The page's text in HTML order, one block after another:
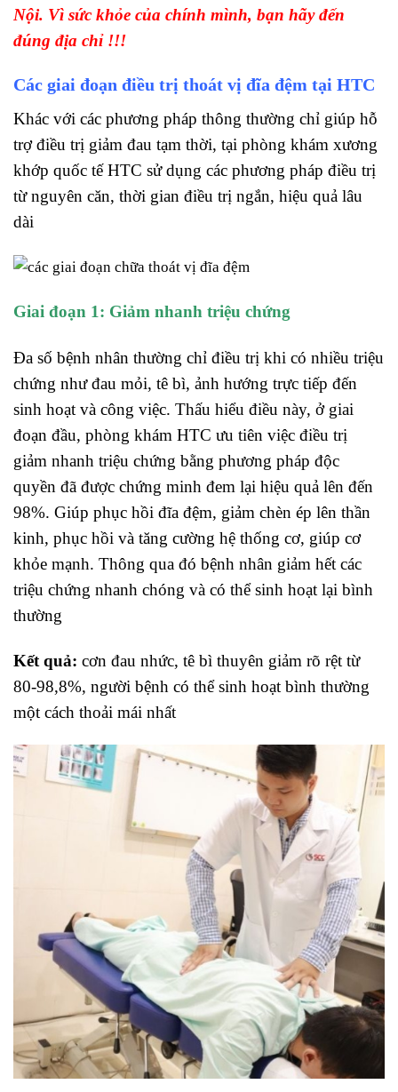
Nội. Vì sức khỏe của chính mình, bạn hãy đến
đúng địa chỉ !!!
Các giai đoạn điều trị thoát vị đĩa đệm tại HTC
Khác với các phương pháp thông thường chỉ giúp hỗ
trợ điều trị giảm đau tạm thời, tại phòng khám xương
khớp quốc tế HTC sử dụng các phương pháp điều trị
từ nguyên căn, thời gian điều trị ngắn, hiệu quả lâu
dài
Giai đoạn 1: Giảm nhanh triệu chứng
Đa số bệnh nhân thường chỉ điều trị khi có nhiều triệu
chứng như đau mỏi, tê bì, ảnh hướng trực tiếp đến
sinh hoạt và công việc. Thấu hiểu điều này, ở giai
đoạn đầu, phòng khám HTC ưu tiên việc điều trị
giảm nhanh triệu chứng bằng phương pháp độc
quyền đã được chứng minh đem lại hiệu quả lên đến
98%. Giúp phục hồi đĩa đệm, giảm chèn ép lên thần
kinh, phục hồi và tăng cường hệ thống cơ, giúp cơ
khỏe mạnh. Thông qua đó bệnh nhân giảm hết các
triệu chứng nhanh chóng và có thể sinh hoạt lại bình
thường
Kết quả: cơn đau nhức, tê bì thuyên giảm rõ rệt từ
80-98,8%, người bệnh có thể sinh hoạt bình thường
một cách thoải mái nhất